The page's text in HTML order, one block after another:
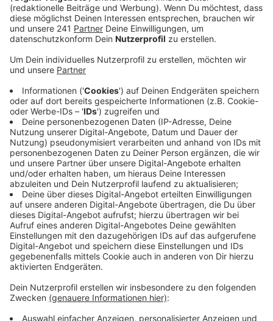
Veröffentlicht:Mittwoch, 19.04.2023 15:23
Anzeige
Die vorgeschlagenen Kandidaten sollten im letzten
Jahr zum Beispiel besonderes Engagement bei der
Schaffung neuer Arbeitsplätze, für den Standort
Leverkusen und bei Themen wie Nachhaltigkeit und
Innovation gezeigt haben. In diesem Jahr gibt es auch
wieder eine zusätzliche Auszeichnung für mutige
Nachwuchsunternehmen und Startups.Das
Bewerbungsformular für den Unternehmerpreis findet
ihr hier.
Anzeige
Weitere Meldungen aus Leverkusen
Anzeige